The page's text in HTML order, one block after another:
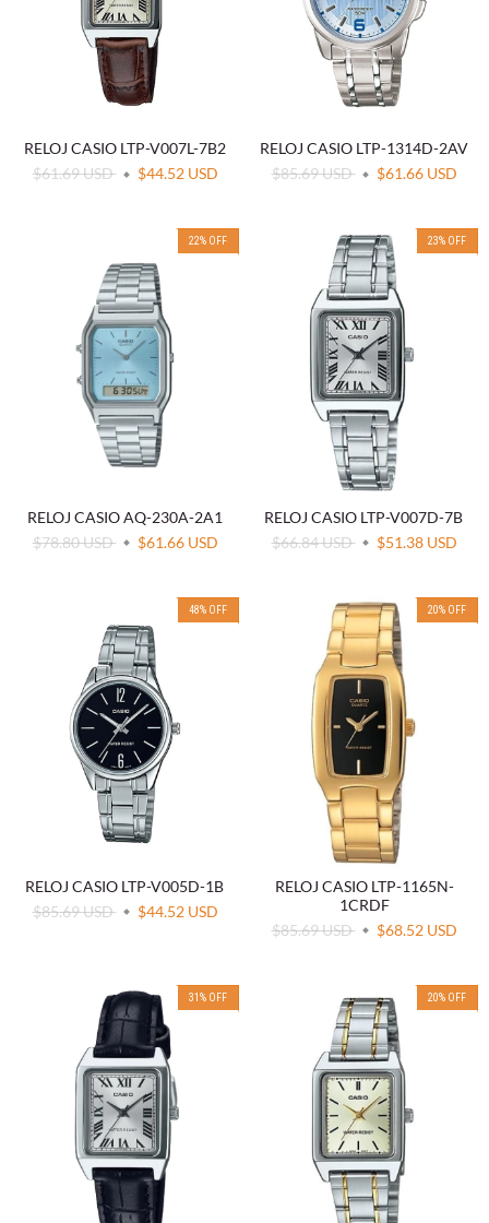
RELOJ CASIO LTP-V007L-7B2
$61.69 USD
$44.52 USD
RELOJ CASIO LTP-1314D-2AV
$85.69 USD
$61.66 USD
22% OFF
RELOJ CASIO AQ-230A-2A1
$78.80 USD
$61.66 USD
23% OFF
RELOJ CASIO LTP-V007D-7B
$66.84 USD
$51.38 USD
48% OFF
RELOJ CASIO LTP-V005D-1B
$85.69 USD
$44.52 USD
20% OFF
RELOJ CASIO LTP-1165N-
1CRDF
$85.69 USD
$68.52 USD
31 % OFF 20% OFF